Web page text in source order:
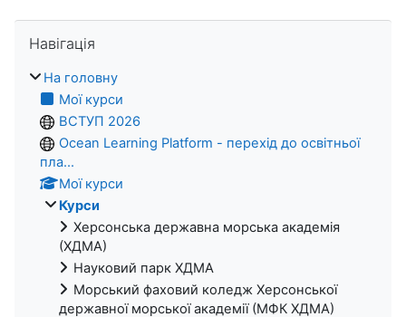
Навігація
На головну
Мої курси
ВСТУП 2026
Ocean Learning Platform - перехід до освітньої
пла...
Мої курси
Курси
Херсонська державна морська академія
(ХДМА)
Науковий парк ХДМА
Морський фаховий коледж Херсонської
державної морської академії (МФК ХДМА)